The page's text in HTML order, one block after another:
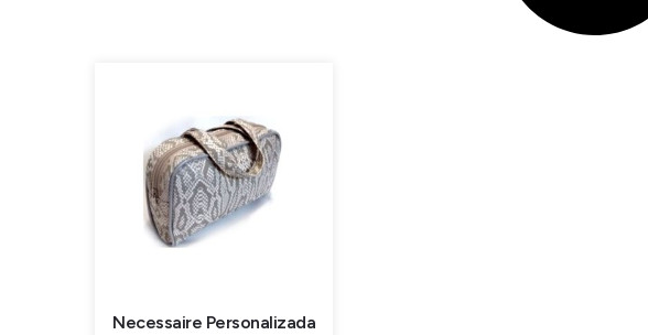
Necessaire Personalizada